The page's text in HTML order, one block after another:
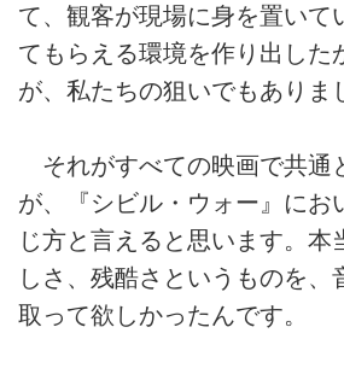
て、観客が現場に身を置いて
てもらえる環境を作り出した
が、私たちの狙いでもありま
それがすべての映画で共通
が、『シビル・ウォー』にお
じ方と言えると思います。本
しさ、残酷さというものを、
取って欲しかったんです。